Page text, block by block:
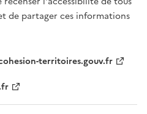
de partager ces informations
territoires.gouv.fr